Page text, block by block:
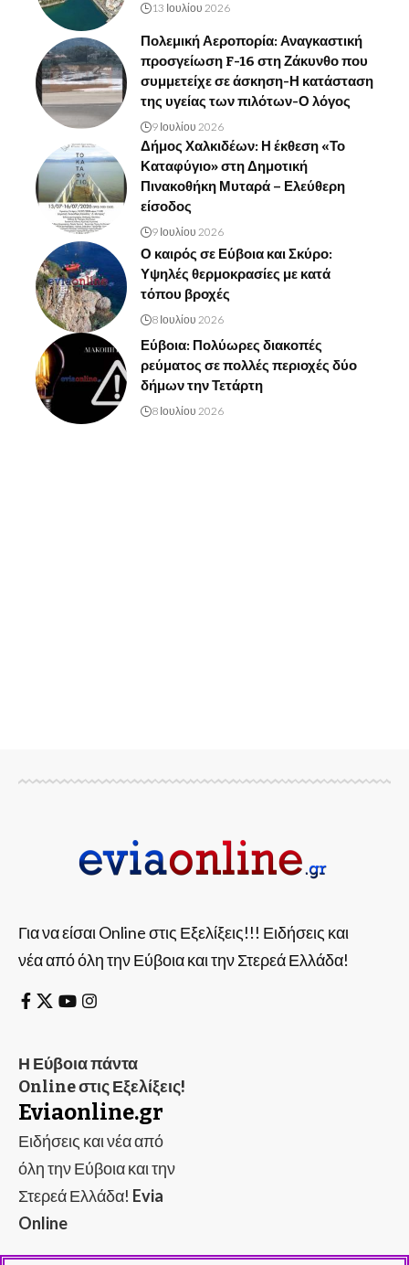
13 Ιουλίου 2026
Πολεμική Αεροπορία: Αναγκαστική
προσγείωση F-16 στη Ζάκυνθο που
συμμετείχε σε άσκηση-Η κατάσταση
της υγείας των πιλότων-Ο λόγος
9 Ιουλίου 2026
Δήμος Χαλκιδέων: Η έκθεση «Το
Καταφύγιο» στη Δημοτική
Πινακοθήκη Μυταρά – Ελεύθερη
είσοδος
9 Ιουλίου 2026
Ο καιρός σε Εύβοια και Σκύρο:
Υψηλές θερμοκρασίες με κατά
τόπου βροχές
8 Ιουλίου 2026
Εύβοια: Πολύωρες διακοπές
ρεύματος σε πολλές περιοχές δύο
δήμων την Τετάρτη
8 Ιουλίου 2026
Για να είσαι Online στις Εξελίξεις!!! Ειδήσεις και
νέα από όλη την Εύβοια και την Στερεά Ελλάδα!
Η Εύβοια πάντα
Online στις Εξελίξεις!
Eviaonline.gr
Ειδήσεις και νέα από
όλη την Εύβοια και την
Στερεά Ελλάδα! Evia
Online